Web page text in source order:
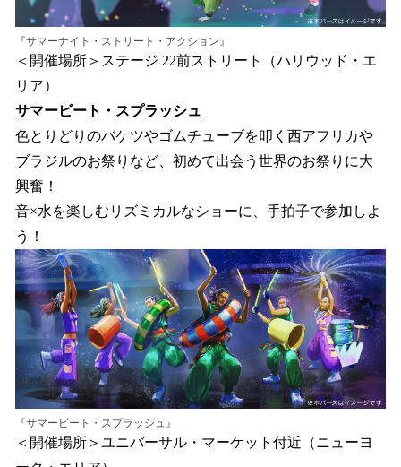
『サマーナイト・ストリート・アクション』
＜開催場所＞ステージ 22前ストリート（ハリウッド・エ
リア）
サマービート・スプラッシュ
色とりどりのバケツやゴムチューブを叩く西アフリカや
ブラジルのお祭りなど、初めて出会う世界のお祭りに大
興奮！
音×水を楽しむリズミカルなショーに、手拍子で参加しよ
う！
『サマービート・スプラッシュ』
＜開催場所＞ユニバーサル・マーケット付近（ニューヨ